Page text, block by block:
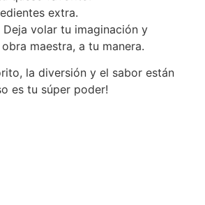
extra.
volar tu imaginación y
maestra, a tu manera.
la diversión y el sabor están
es tu súper poder!